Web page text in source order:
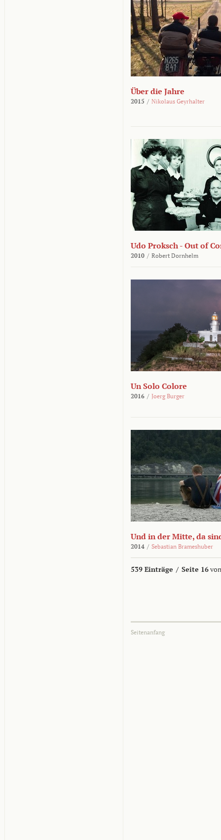
Über die Jahre
2015 / Nikolaus Geyrhalter
Udo Proksch - Out of
2010 / Robert Dornhelm
Un Solo Colore
2016 / Joerg Burger
Und in der Mitte, da
2014 / Sebastian Brameshuber
539 Einträge / Seite 16
Seitenanfang